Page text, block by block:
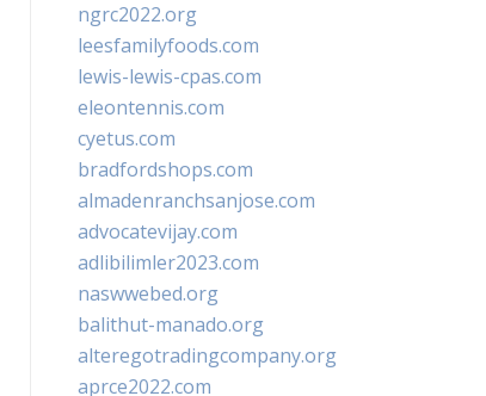
ngrc2022.org
leesfamilyfoods.com
lewis-lewis-cpas.com
eleontennis.com
cyetus.com
bradfordshops.com
almadenranchsanjose.com
advocatevijay.com
adlibilimler2023.com
naswwebed.org
balithut-manado.org
alteregotradingcompany.org
aprce2022.com